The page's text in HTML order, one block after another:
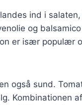
ind i
og
er især populær
også sund.
Kombinationen